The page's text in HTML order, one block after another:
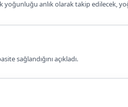
yoğunluğu anlık olarak takip edilecek,
sağlandığını açıkladı.